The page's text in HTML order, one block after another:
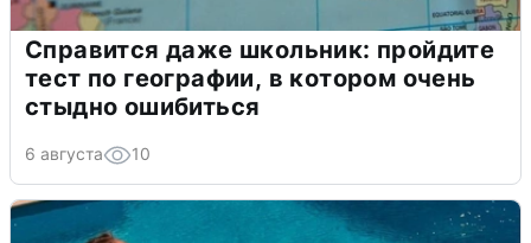
Справится даже школьник: пройдите
тест по географии, в котором очень
стыдно ошибиться
6 августа 10